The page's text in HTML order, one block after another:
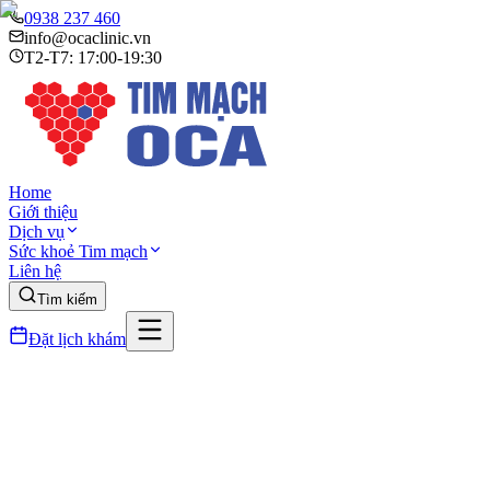
0938 237 460
info@ocaclinic.vn
T2-T7: 17:00-19:30
Home
Giới thiệu
Dịch vụ
Sức khoẻ Tim mạch
Liên hệ
Tìm kiếm
Đặt lịch khám